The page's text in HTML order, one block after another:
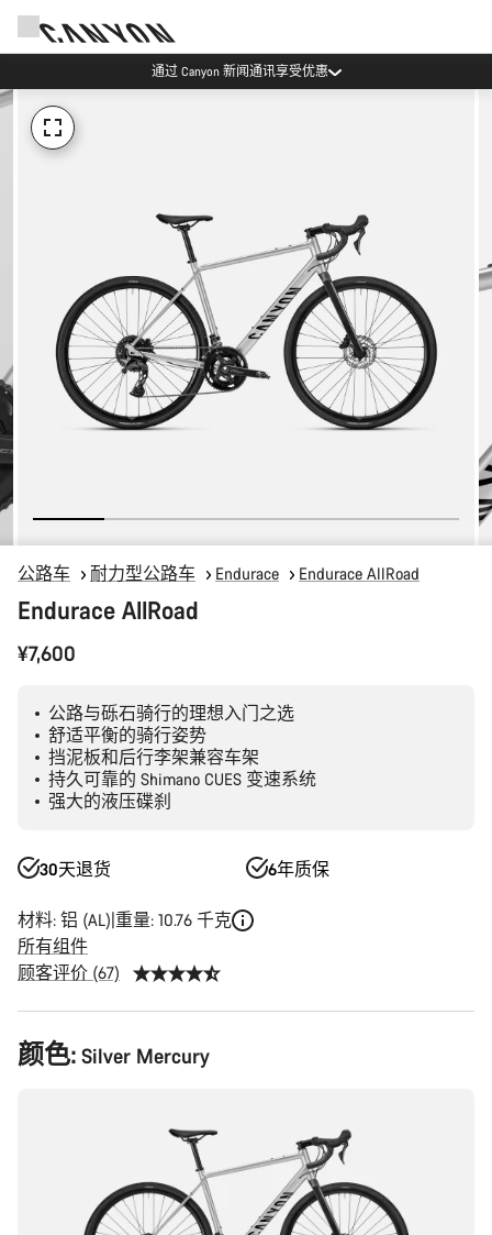
通过 Canyon 新闻通讯享受优惠
公路车 耐力型公路车 Endurace Endurace AllRoad
Endurace AllRoad
¥7,600
公路与砾石骑行的理想入门之选
舒适平衡的骑行姿势
挡泥板和后行李架兼容车架
持久可靠的 Shimano CUES 变速系统
强大的液压碟刹
30天退货 6年质保
材料: 铝 (AL) 重量: 10.76 千克
所有组件
顾客评价 (67)
产
品
颜色: Silver Mercury